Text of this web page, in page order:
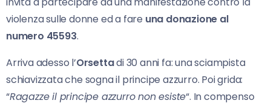
violenza sulle donne ed a fare una donazione al
numero 45593.
Arriva adesso l’Orsettadi 30 anni fa: una sciampista
schiavizzata che sogna il principe azzurro. Poi grida:
“Ragazze il principe azzurro non esiste“. In compenso